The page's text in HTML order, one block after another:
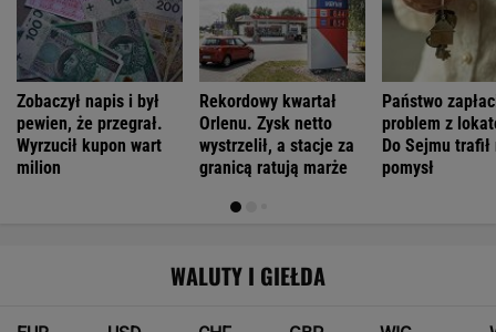
Zobaczył napis i był
pewien, że przegrał.
Wyrzucił kupon wart
milion
Rekordowy kwartał
Orlenu. Zysk netto
wystrzelił, a stacje za
granicą ratują marże
Państwo
problem z
Do Sejmu trafił
pomysł
WALUTY I GIEŁDA